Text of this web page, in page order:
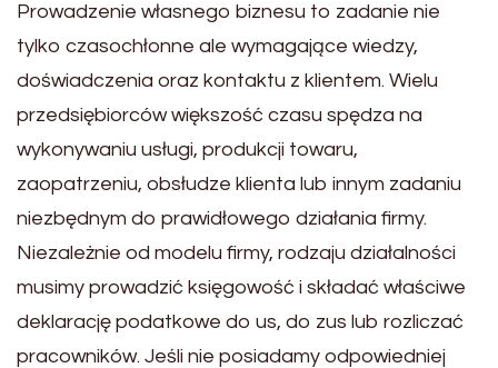
Prowadzenie własnego biznesu to zadanie nie
tylko czasochłonne ale wymagające wiedzy,
doświadczenia oraz kontaktu z klientem. Wielu
przedsiębiorców większość czasu spędza na
wykonywaniu usługi, produkcji towaru,
zaopatrzeniu, obsłudze klienta lub innym zadaniu
niezbędnym do prawidłowego działania firmy.
Niezależnie od modelu firmy, rodzaju działalności
musimy prowadzić księgowość i składać właściwe
deklarację podatkowe do us, do zus lub rozliczać
pracowników. Jeśli nie posiadamy odpowiedniej